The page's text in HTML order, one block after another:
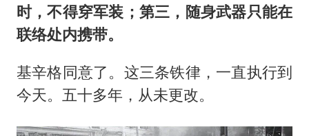
时，不得穿军装；第三，随身武器只能在
联络处内携带。
基辛格同意了。这三条铁律，一直执行到
今天。五十多年，从未更改。